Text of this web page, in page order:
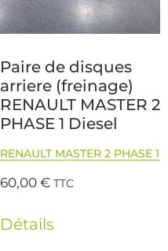
Paire de disques
arriere (freinage)
RENAULT MASTER 2
PHASE 1 Diesel
RENAULT MASTER 2 PHASE 1
60,00€ TTC
Détails